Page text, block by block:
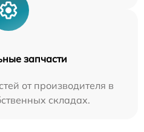
запчасти
от производителя в
складах.